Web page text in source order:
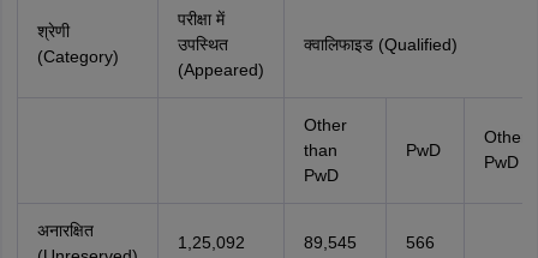
श्रेणी
(Category)
परीक्षा में
उपस्थित
(Appeared)
क्वालिफाइड (Qualified)
Other
than
PwD
PwD
Other
PwD
अनारक्षित
1,25,092 89,545 566